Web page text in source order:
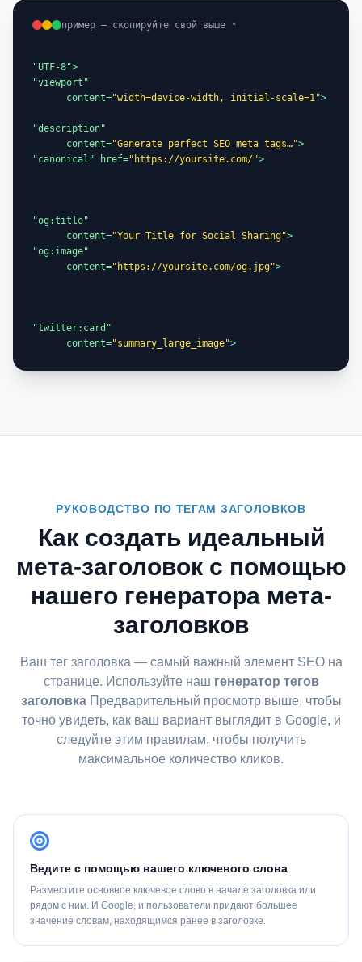
пример — скопируйте свой выше ↑
"viewport"
      content=
"width=device-width, initial-scale=1"
"description"
      content=
"Generate perfect SEO meta tags…"
"canonical" href="https://yoursite.com/"
"og:title"
      content=
"Your Title for Social Sharing"
"og:image"
      content=
"https://yoursite.com/og.jpg"
"twitter:card"
      content=
"summary_large_image">
РУКОВОДСТВО ПО ТЕГАМ ЗАГОЛОВКОВ
Как создать идеальный
мета-заголовок с помощью
нашего генератора мета-
заголовков
Ваш тег заголовка — самый важный элемент SEO на
странице. Используйте наш генератор тегов
заголовкаПредварительный просмотр выше, чтобы
точно увидеть, как ваш вариант выглядит в Google, и
следуйте этим правилам, чтобы получить
максимальное количество кликов.
Ведите с помощью вашего ключевого слова
Разместите основное ключевое слово в начале заголовка или
рядом с ним. И Google, и пользователи придают большее
значение словам, находящимся ранее в заголовке.